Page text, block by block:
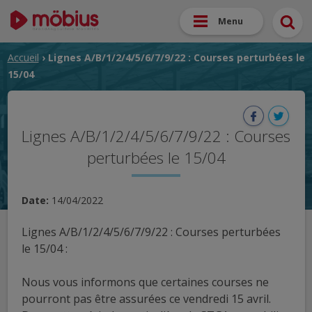
Menu
Accueil › Lignes A/B/1/2/4/5/6/7/9/22 : Courses perturbées le
15/04
Lignes A/B/1/2/4/5/6/7/9/22 : Courses
perturbées le 15/04
Date: 14/04/2022
Lignes A/B/1/2/4/5/6/7/9/22 : Courses perturbées
le 15/04 :
Nous vous informons que certaines courses ne
pourront pas être assurées ce vendredi 15 avril.